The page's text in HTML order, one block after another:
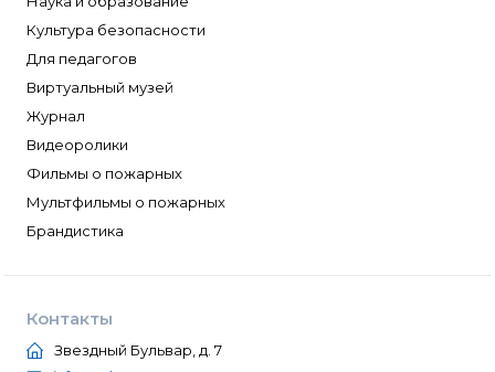
Культура безопасности
Для педагогов
Виртуальный музей
Журнал
Видеоролики
Фильмы о пожарных
Мультфильмы о пожарных
Брандистика
Контакты
Звездный Бульвар, д. 7